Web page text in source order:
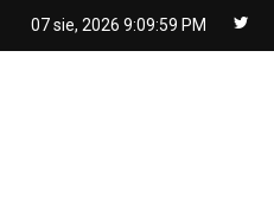
07 sie, 2026 9:10:00 PM